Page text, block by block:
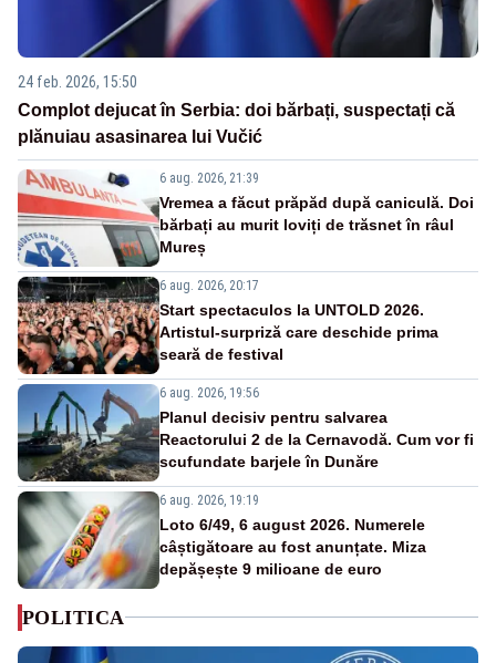
24 feb. 2026, 15:50
Complot dejucat în Serbia: doi bărbați, suspectați că
plănuiau asasinarea lui Vučić
6 aug. 2026, 21:39
Vremea a făcut prăpăd după caniculă. Doi
bărbați au murit loviți de trăsnet în râul
Mureș
6 aug. 2026, 20:17
Start spectaculos la UNTOLD 2026.
Artistul-surpriză care deschide prima
seară de festival
6 aug. 2026, 19:56
Planul decisiv pentru salvarea
Reactorului 2 de la Cernavodă. Cum vor fi
scufundate barjele în Dunăre
6 aug. 2026, 19:19
Loto 6/49, 6 august 2026. Numerele
câștigătoare au fost anunțate. Miza
depășește 9 milioane de euro
POLITICA